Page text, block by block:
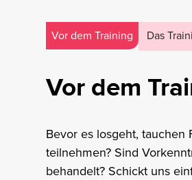
Vor dem Training Das
Vor dem
Bevor es losgeht, tauchen
teilnehmen? Sind
behandelt? Schickt uns